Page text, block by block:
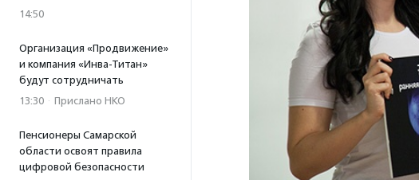
14:50
Организация «Продвижение»
и компания «Инва-Титан»
будут сотрудничать
13:30 · Прислано НКО
Пенсионеры Самарской
области освоят правила
цифровой безопасности